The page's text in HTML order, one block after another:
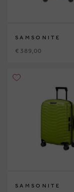
SAMSONITE
€ 389,00
SAMSONITE